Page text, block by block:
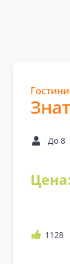
До 8
1128